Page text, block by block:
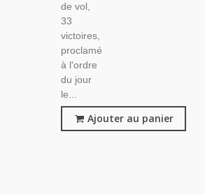
de vol,
33
victoires,
proclamé
à l'ordre
du jour
le...
Ajouter au panier